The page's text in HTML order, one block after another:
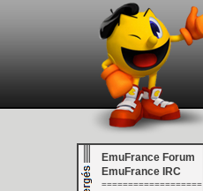
EmuFrance Forum
EmuFrance IRC
===================